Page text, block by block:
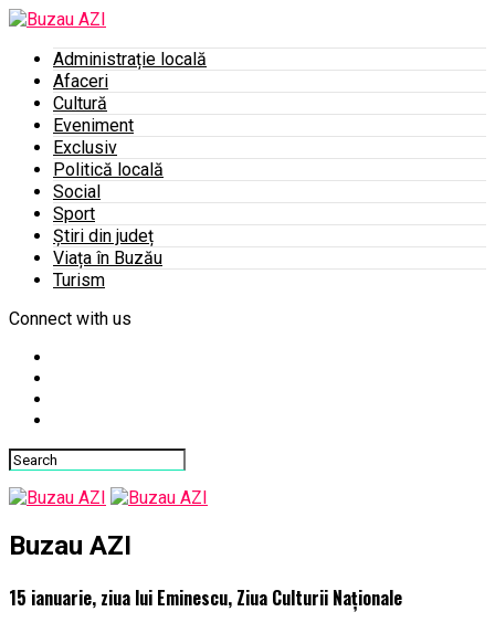
Administrație locală
Afaceri
Cultură
Eveniment
Exclusiv
Politică locală
Social
Sport
Știri din județ
Viața în Buzău
Turism
Connect with us
Buzau AZI
15 ianuarie, ziua lui Eminescu, Ziua Culturii Naţionale